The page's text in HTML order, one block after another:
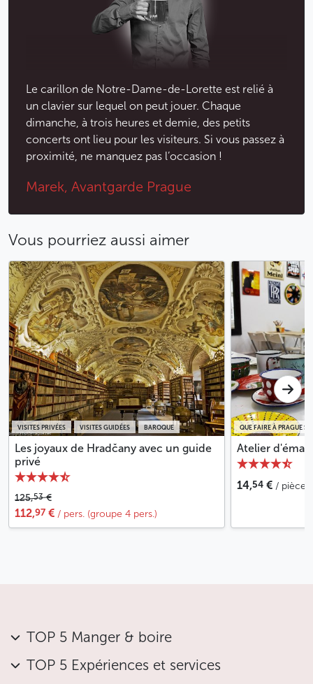
Le carillon de Notre-Dame-de-Lorette est relié à
un clavier sur lequel on peut jouer. Chaque
dimanche, à trois heures et demie, des petits
concerts ont lieu pour les visiteurs. Si vous passez à
proximité, ne manquez pas l’occasion !
Marek, Avantgarde Prague
Vous pourriez aussi aimer
VISITES PRIVÉES VISITES GUIDÉES BAROQUE
Les joyaux de Hradčany avec un guide
privé
125,53€
112,97 € / pers. (groupe 4 pers.)
QUE FAIRE À PRAGUE
Atelier
14,54 € / pièce
TOP 5 Manger & boire
TOP 5 Expériences et services